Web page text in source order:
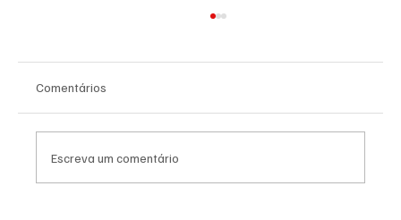
Comentários
Escreva um comentário